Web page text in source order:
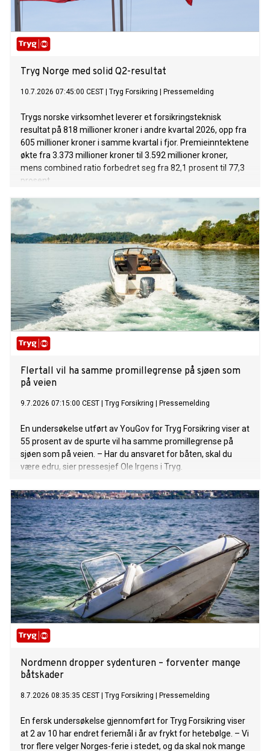
Tryg Norge med solid Q2-resultat
10.7.2026 07:45:00 CEST Tryg Forsikring Pressemelding
Trygs norske virksomhet leverer et forsikringsteknisk
resultat på 818 millioner kroner i andre kvartal 2026, opp fra
605 millioner kroner i samme kvartal i fjor. Premieinntektene
økte fra 3.373 millioner kroner til 3.592 millioner kroner,
mens combined ratio forbedret seg fra 82,1 prosent til 77,3
prosent.
Flertall vil ha samme promillegrense på sjøen som
på veien
9.7.2026 07:15:00 CEST Tryg Forsikring Pressemelding
En undersøkelse utført av YouGov for Tryg Forsikring viser at
55 prosent av de spurte vil ha samme promillegrense på
sjøen som på veien. – Har du ansvaret for båten, skal du
være edru, sier pressesjef Ole Irgens i Tryg.
Nordmenn dropper sydenturen – forventer mange
båtskader
8.7.2026 08:35:35 CEST Tryg Forsikring Pressemelding
En fersk undersøkelse gjennomført for Tryg Forsikring viser
at 2 av 10 har endret feriemål i år av frykt for hetebølge. – Vi
tror flere velger Norges-ferie i stedet, og da skal nok mange